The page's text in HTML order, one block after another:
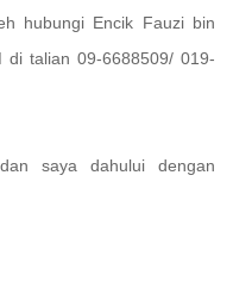
hubungi Encik Fauzi bin
di talian 09-6688509/ 019-
saya dahului dengan